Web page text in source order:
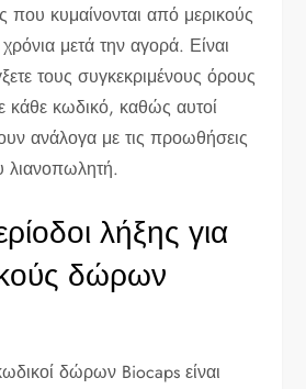
που κυμαίνονται από μερικούς
μετά την αγορά. Είναι
τους συγκεκριμένους όρους
κάθε κωδικό, καθώς αυτοί
ανάλογα με τις προωθήσεις
λιανοπωλητή.
λήξης για
δώρων
δώρων Biocaps είναι